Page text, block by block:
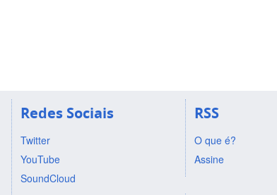
Redes Sociais
Twitter
YouTube
SoundCloud
RSS
O que é?
Assine